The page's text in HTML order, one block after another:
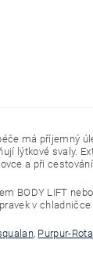
má příjemný
lýtkové svaly.
a při
BODY LIFT
v
, Purpur-